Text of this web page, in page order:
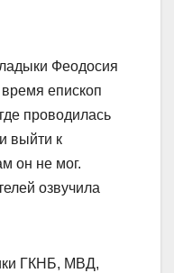
Феодосия
епископ
проводилась
выйти к
он не мог.
озвучила
ГКНБ, МВД,